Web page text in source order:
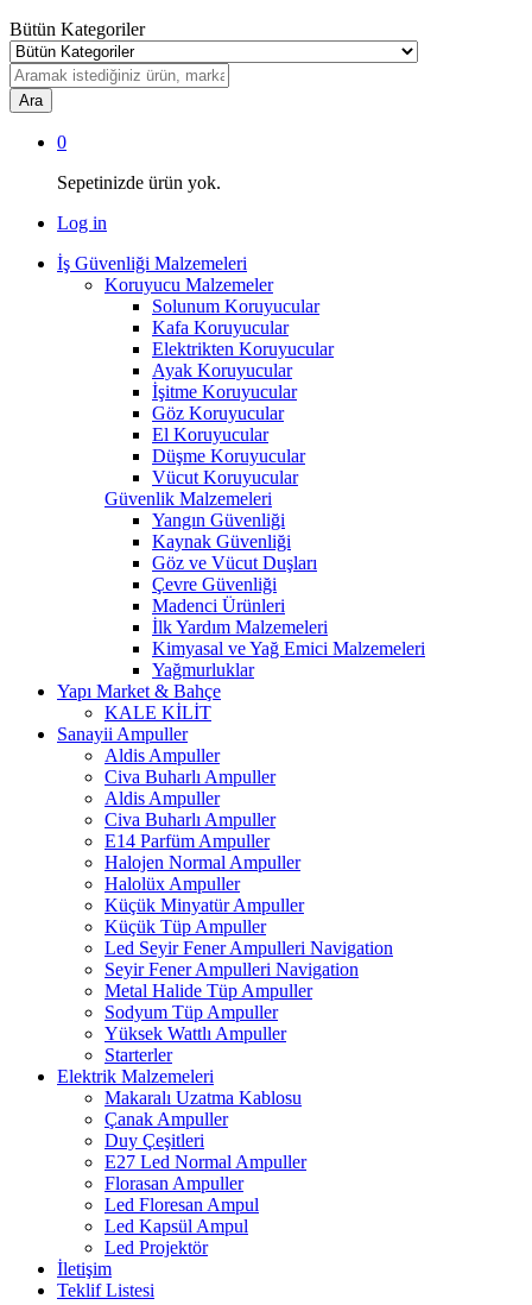
Bütün Kategoriler
Ara
0
Sepetinizde ürün yok.
Log in
İş Güvenliği Malzemeleri
Koruyucu Malzemeler
Solunum Koruyucular
Kafa Koruyucular
Elektrikten Koruyucular
Ayak Koruyucular
İşitme Koruyucular
Göz Koruyucular
El Koruyucular
Düşme Koruyucular
Vücut Koruyucular
Güvenlik Malzemeleri
Yangın Güvenliği
Kaynak Güvenliği
Göz ve Vücut Duşları
Çevre Güvenliği
Madenci Ürünleri
İlk Yardım Malzemeleri
Kimyasal ve Yağ Emici Malzemeleri
Yağmurluklar
Yapı Market & Bahçe
KALE KİLİT
Sanayii Ampuller
Aldis Ampuller
Civa Buharlı Ampuller
Aldis Ampuller
Civa Buharlı Ampuller
E14 Parfüm Ampuller
Halojen Normal Ampuller
Halolüx Ampuller
Küçük Minyatür Ampuller
Küçük Tüp Ampuller
Led Seyir Fener Ampulleri Navigation
Seyir Fener Ampulleri Navigation
Metal Halide Tüp Ampuller
Sodyum Tüp Ampuller
Yüksek Wattlı Ampuller
Starterler
Elektrik Malzemeleri
Makaralı Uzatma Kablosu
Çanak Ampuller
Duy Çeşitleri
E27 Led Normal Ampuller
Florasan Ampuller
Led Floresan Ampul
Led Kapsül Ampul
Led Projektör
İletişim
Teklif Listesi